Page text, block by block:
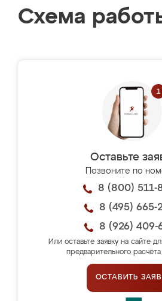
Схема
Оставьте
Позвоните по
8 (800) 511-
8 (495) 665-
8 (926) 409-
Или оставьте заявку на сайте
предварительного
ОСТАВИТЬ